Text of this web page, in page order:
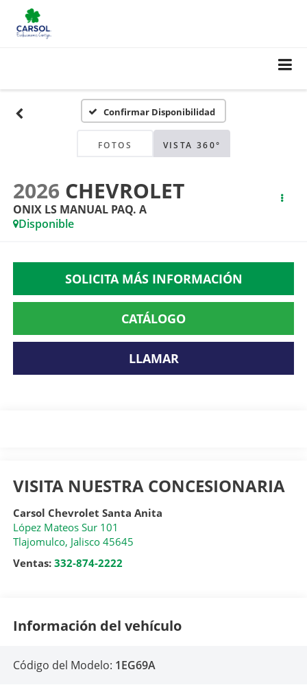
Confirmar Disponibilidad
FOTOS VISTA 360°
2026 CHEVROLET
ONIX LS MANUAL PAQ. A
Disponible
SOLICITA MÁS INFORMACIÓN
CATÁLOGO
LLAMAR
VISITA NUESTRA CONCESIONARIA
Carsol Chevrolet Santa Anita
López Mateos Sur 101
Tlajomulco, Jalisco 45645
Ventas: 332-874-2222
Información del vehículo
Código del Modelo: 1EG69A